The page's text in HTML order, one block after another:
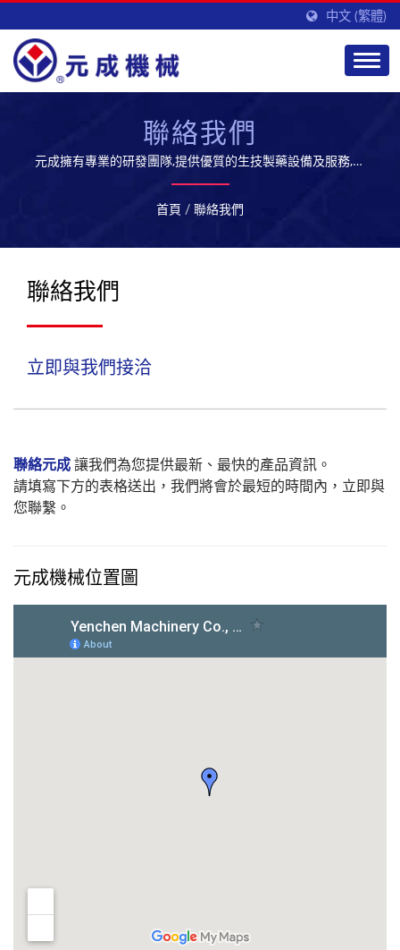
中文 (繁體)
聯絡我們
元成擁有專業的研發團隊,提供優質的生技製藥設備及服務,開
拓全球市場
首頁 / 聯絡我們
聯絡我們
立即與我們接洽
聯絡元成 讓我們為您提供最新、最快的產品資訊。
請填寫下方的表格送出，我們將會於最短的時間內，立即與
您聯繫。
元成機械位置圖